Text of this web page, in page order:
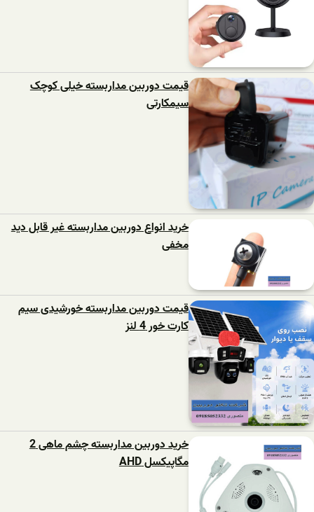
قیمت دوربین مداربسته خیلی کوچک
سیمکارتی
خرید انواع دوربین مداربسته غیر قابل دید
مخفی
قیمت دوربین مداربسته خورشیدی سیم
کارت خور 4 لنز
خرید دوربین مداربسته چشم ماهی 2
مگاپیکسل AHD